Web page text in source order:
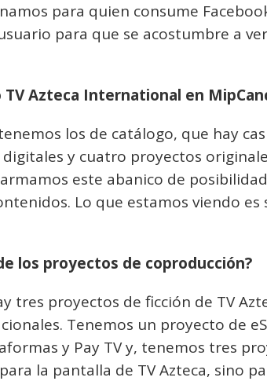
para quien consume
para que se acostumbre a
Azteca International en
los de catálogo, que hay
y cuatro proyectos
este abanico de
Lo que estamos viendo es
los proyectos de coproducción?
tres proyectos de ficción de TV
Tenemos un proyecto de
y Pay TV y, tenemos tres
la pantalla de TV Azteca, sino